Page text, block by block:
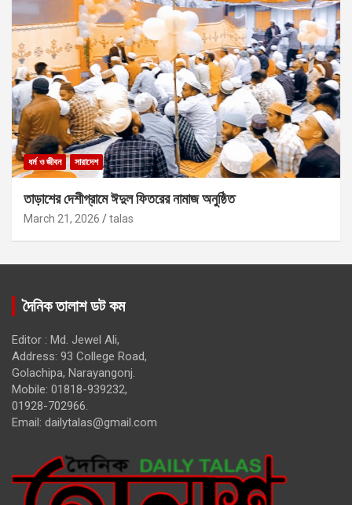
ধর্ম ও জীবন সারাদেশ
তাড়াশের দেশীগ্রামে ঈদুল ফিতরের নামাজ অনুষ্ঠিত
March 21, 2026 talas
দৈনিক তালাশ ডট কম
Editor : Md. Jewel Ali,
Address: 93 College Road,
Golachipa, Narayangonj.
Mobile: 01818-939232,
01928-702966.
Email: dailytalas@gmail.com